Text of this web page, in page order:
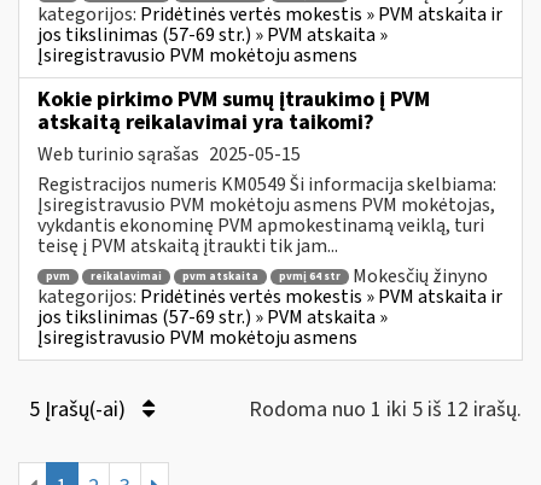
kategorijos: Pridėtinės vertės mokestis » PVM atskaita ir
jos tikslinimas (57-69 str.) » PVM atskaita »
Įsiregistravusio PVM mokėtoju asmens
Kokie pirkimo PVM sumų įtraukimo į PVM
atskaitą reikalavimai yra taikomi?
Web turinio sąrašas 2025-05-15
Registracijos numeris KM0549 Ši informacija skelbiama:
Įsiregistravusio PVM mokėtoju asmens PVM mokėtojas,
vykdantis ekonominę PVM apmokestinamą veiklą, turi
teisę į PVM atskaitą įtraukti tik jam...
pvm reikalavimai pvm atskaita pvmį 64 str
Mokesčių žinyno
kategorijos: Pridėtinės vertės mokestis » PVM atskaita ir
jos tikslinimas (57-69 str.) » PVM atskaita »
Įsiregistravusio PVM mokėtoju asmens
5 Įrašų(-ai) Rodoma nuo 1 iki 5 iš 12 irašų.